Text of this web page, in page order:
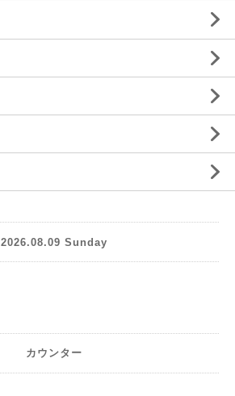
2026.08.09 Sunday
カウンター